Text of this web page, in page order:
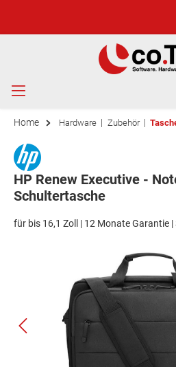
Home Hardware | Zubehör |
HP Renew Executive -
Schultertasche
für bis 16,1 Zoll | 12 Monate Garantie